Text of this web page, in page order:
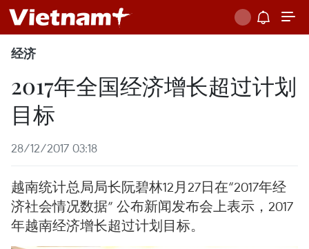
经济
2017年全国经济增长超过计划
目标
28/12/2017 03:18
越南统计总局局长阮碧林12月27日在“2017年经
济社会情况数据” 公布新闻发布会上表示，2017
年越南经济增长超过计划目标。